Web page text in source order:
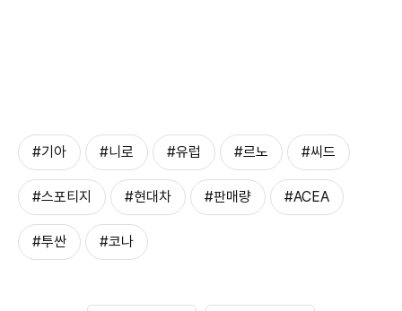
#기아 #니로 #유럽 #르노 #씨드
#스포티지 #현대차 #판매량 #ACEA
#투싼 #코나